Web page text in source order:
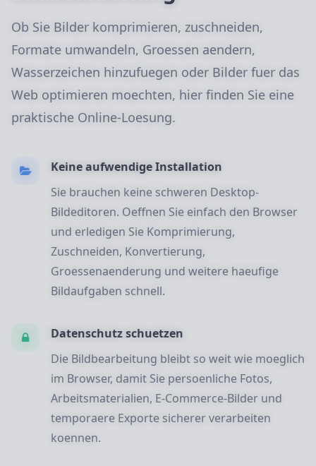
Ob Sie Bilder komprimieren, zuschneiden,
Formate umwandeln, Groessen aendern,
Wasserzeichen hinzufuegen oder Bilder fuer das
Web optimieren moechten, hier finden Sie eine
praktische Online-Loesung.
Keine aufwendige Installation
Sie brauchen keine schweren Desktop-
Bildeditoren. Oeffnen Sie einfach den Browser
und erledigen Sie Komprimierung,
Zuschneiden, Konvertierung,
Groessenaenderung und weitere haeufige
Bildaufgaben schnell.
Datenschutz schuetzen
Die Bildbearbeitung bleibt so weit wie moeglich
im Browser, damit Sie persoenliche Fotos,
Arbeitsmaterialien, E-Commerce-Bilder und
temporaere Exporte sicherer verarbeiten
koennen.